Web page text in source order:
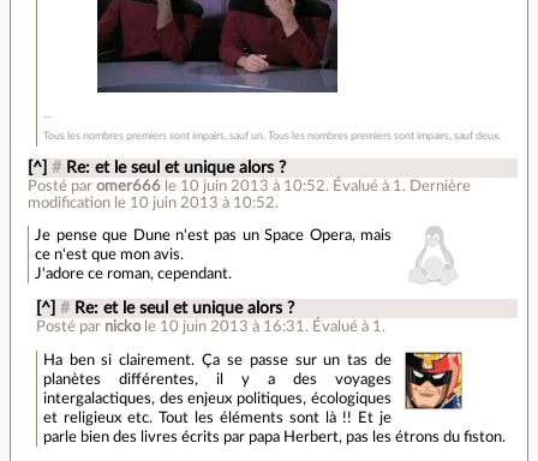
Tous les nombres premiers sont impairs, sauf un. Tous les nombres premiers sont impairs, sauf deux.
[^] # Re: et le seul et unique alors ?
Posté paromer666 le 10 juin 2013 à 10:52. Évalué à 1 . Dernière
modification le 10 juin 2013 à 10:52.
Je pense que Dune n'est pas un Space Opera, mais
ce n'est que mon avis.
J'adore ce roman, cependant.
[^] # Re: et le seul et unique alors ?
Posté par nicko le 10 juin 2013 à 16:31 . Évalué à 1 .
Ha ben si clairement. Ça se passe sur un tas de
planètes différentes, il y a des voyages
intergalactiques, des enjeux politiques, écologiques
et religieux etc. Tout les éléments sont là !! Et je
parle bien des livres écrits par papa Herbert, pas les étrons du fiston.